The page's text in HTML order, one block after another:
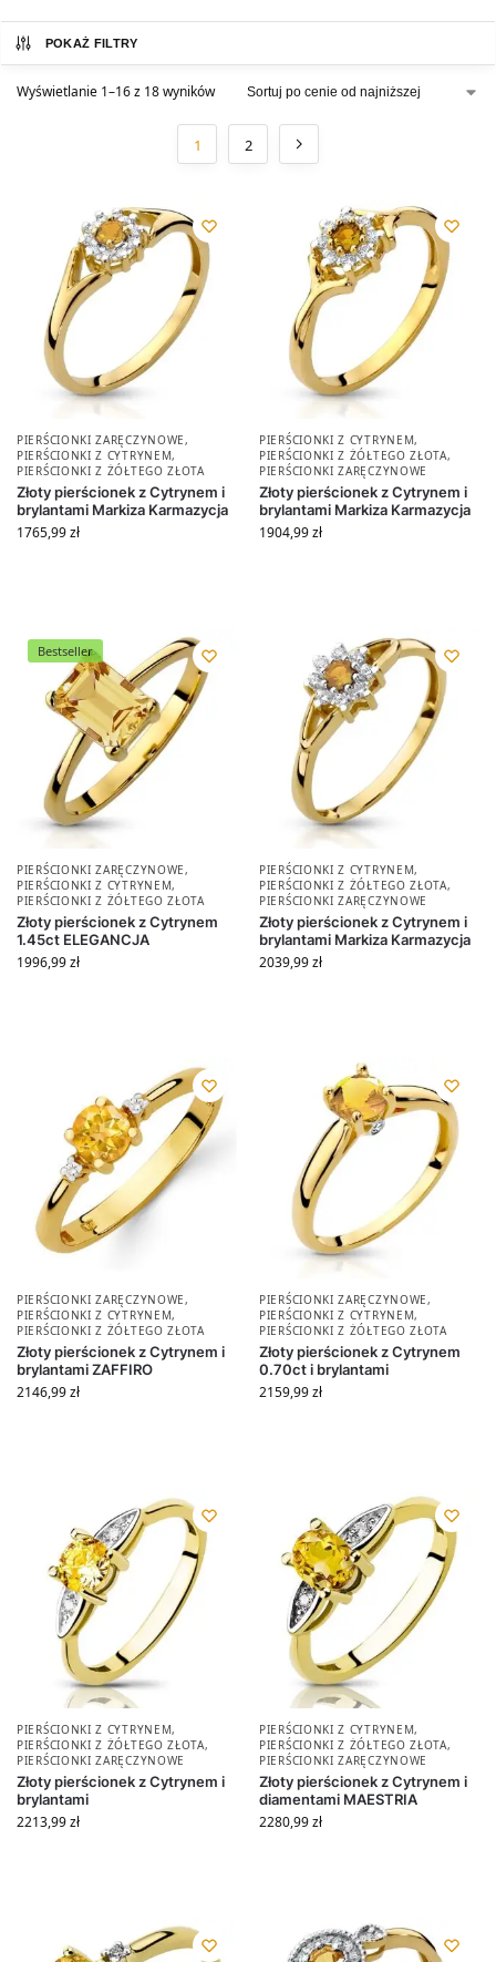
POKAŻ FILTRY
Wyświetlanie 1–16 z 18 wyników
1 2
PIERŚCIONKI ZARĘCZYNOWE,
PIERŚCIONKI Z CYTRYNEM,
PIERŚCIONKI Z ŻÓŁTEGO ZŁOTA
Złoty pierścionek z Cytrynem i
brylantami Markiza Karmazycja
1765,99zł
PIERŚCIONKI Z CYTRYNEM,
PIERŚCIONKI Z ŻÓŁTEGO ZŁOTA,
PIERŚCIONKI ZARĘCZYNOWE
Złoty pierścionek z Cytrynem i
brylantami Markiza Karmazycja
1904,99zł
Bestseller
PIERŚCIONKI ZARĘCZYNOWE,
PIERŚCIONKI Z CYTRYNEM,
PIERŚCIONKI Z ŻÓŁTEGO ZŁOTA
Złoty pierścionek z Cytrynem
1.45ct ELEGANCJA
1996,99zł
PIERŚCIONKI Z CYTRYNEM,
PIERŚCIONKI Z ŻÓŁTEGO ZŁOTA,
PIERŚCIONKI ZARĘCZYNOWE
Złoty pierścionek z Cytrynem i
brylantami Markiza Karmazycja
2039,99zł
PIERŚCIONKI ZARĘCZYNOWE,
PIERŚCIONKI Z CYTRYNEM,
PIERŚCIONKI Z ŻÓŁTEGO ZŁOTA
Złoty pierścionek z Cytrynem i
brylantami ZAFFIRO
2146,99zł
PIERŚCIONKI ZARĘCZYNOWE,
PIERŚCIONKI Z CYTRYNEM,
PIERŚCIONKI Z ŻÓŁTEGO ZŁOTA
Złoty pierścionek z Cytrynem
0.70ct i brylantami
2159,99zł
PIERŚCIONKI Z CYTRYNEM,
PIERŚCIONKI Z ŻÓŁTEGO ZŁOTA,
PIERŚCIONKI ZARĘCZYNOWE
Złoty pierścionek z Cytrynem i
brylantami
2213,99zł
PIERŚCIONKI Z CYTRYNEM,
PIERŚCIONKI Z ŻÓŁTEGO ZŁOTA,
PIERŚCIONKI ZARĘCZYNOWE
Złoty pierścionek z Cytrynem i
diamentami MAESTRIA
2280,99zł